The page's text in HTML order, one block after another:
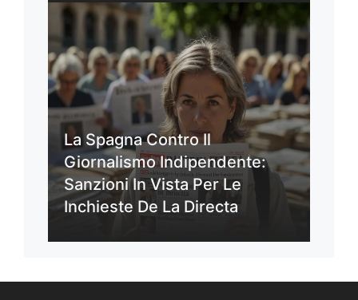
La Spagna Contro Il
Giornalismo Indipendente:
Sanzioni In Vista Per Le
Inchieste De La Directa